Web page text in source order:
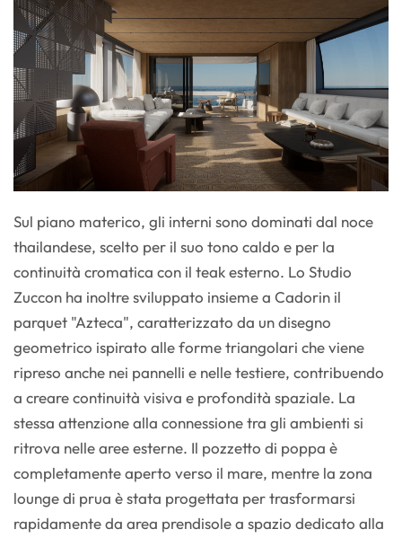
Sul piano materico, gli interni sono dominati dal noce
thailandese, scelto per il suo tono caldo e per la
continuità cromatica con il teak esterno. Lo Studio
Zuccon ha inoltre sviluppato insieme a Cadorin il
parquet "Azteca", caratterizzato da un disegno
geometrico ispirato alle forme triangolari che viene
ripreso anche nei pannelli e nelle testiere, contribuendo
a creare continuità visiva e profondità spaziale. La
stessa attenzione alla connessione tra gli ambienti si
ritrova nelle aree esterne. Il pozzetto di poppa è
completamente aperto verso il mare, mentre la zona
lounge di prua è stata progettata per trasformarsi
rapidamente da area prendisole a spazio dedicato alla